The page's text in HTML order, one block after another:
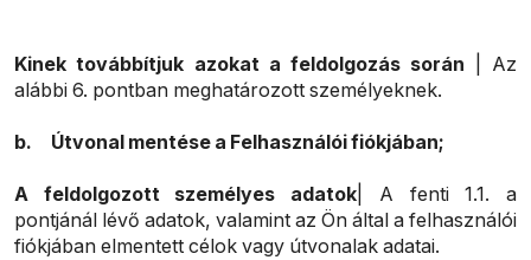
Kinek továbbítjuk azokat a feldolgozás során
| Az
alábbi 6. pontban meghatározott személyeknek.
b. Útvonal mentése a Felhasználói fiókjában;
A feldolgozott személyes adatok | A fenti 1.1. a
pontjánál lévő adatok, valamint az Ön által a felhasználói
fiókjában elmentett célok vagy útvonalak adatai.